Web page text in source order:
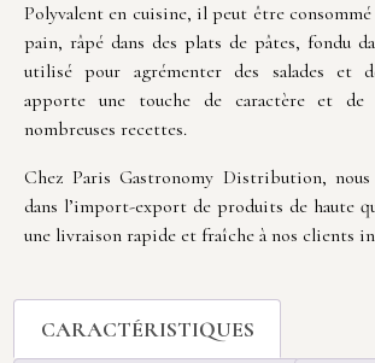
Polyvalent en cuisine, il peut être consommé
pain, râpé dans des plats de pâtes, fondu
utilisé pour agrémenter des salades et
apporte une touche de caractère et de
nombreuses recettes.
Chez Paris Gastronomy Distribution, nous
dans l’import-export de produits de haute
une livraison rapide et fraîche à nos clients
CARACTÉRISTIQUES